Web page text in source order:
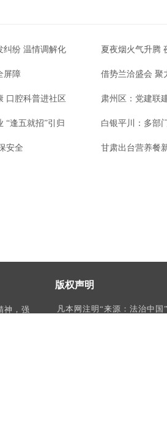
纠纷 温情调解化 夏夜烟火气升腾
屏障 借势兰洽盛会 聚
口腔科普进社区 肃州区：党建联
“逢五就招”引归 白银平川：多部
安全 甘肃出台营养餐
版权声明
凡本网注明“来源：法治中国
神，强